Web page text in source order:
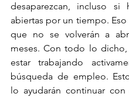
desaparezcan, incluso si
abiertas por un tiempo.
que no se volverán a
meses. Con todo lo
estar trabajando
búsqueda de empleo.
lo ayudarán continuar